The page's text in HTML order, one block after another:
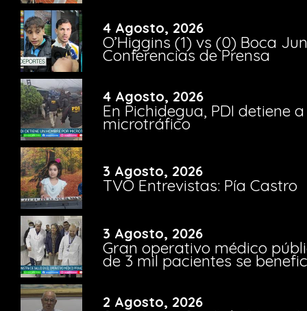
4 Agosto, 2026
O’Higgins (1) vs (0) Boca
Conferencias de Prensa
4 Agosto, 2026
En Pichidegua, PDI detiene
microtráfico
3 Agosto, 2026
TVO Entrevistas: Pía Castro
3 Agosto, 2026
Gran operativo médico
de 3 mil pacientes se
2 Agosto, 2026